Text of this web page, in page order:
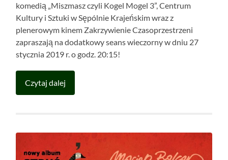
komedią „Miszmasz czyli Kogel Mogel 3”, Centrum
Kultury i Sztuki w Sępólnie Krajeńskim wraz z
plenerowym kinem Zakrzywienie Czasoprzestrzeni
zapraszają na dodatkowy seans wieczorny w dniu 27
stycznia 2019 r. o godz. 20:15!
Czytaj dalej